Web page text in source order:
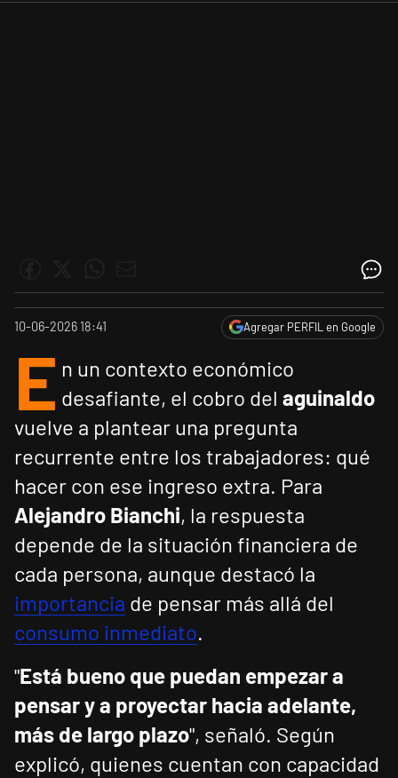
10-06-2026 18:41 Agregar PERFIL en Google
E n un contexto económico
desafiante, el cobro del aguinaldo
vuelve a plantear una pregunta
recurrente entre los trabajadores: qué
hacer con ese ingreso extra. Para
Alejandro Bianchi, la respuesta
depende de la situación financiera de
cada persona, aunque destacó la
importancia de pensar más allá del
consumo inmediato.
"Está bueno que puedan empezar a
pensar y a proyectar hacia adelante,
más de largo plazo", señaló. Según
explicó, quienes cuentan con capacidad